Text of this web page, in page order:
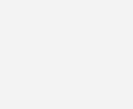
das gesamte
zu beschleunigen.
der
von